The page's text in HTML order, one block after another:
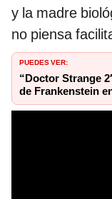
y la madre
no piensa
PUEDES VER:
“Doctor Strange
de Frankenstein